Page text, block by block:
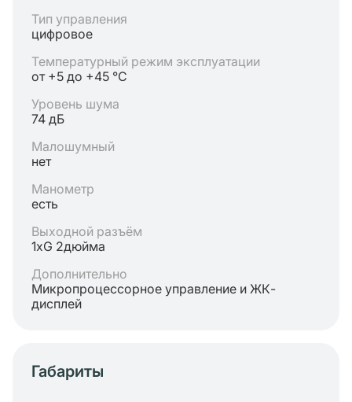
Тип управления
цифровое
Температурный режим эксплуатации
от +5 до +45 °C
Уровень шума
74 дБ
Малошумный
нет
Манометр
есть
Выходной разъём
1хG 2дюйма
Дополнительно
Микропроцессорное управление и ЖК-
дисплей
Габариты